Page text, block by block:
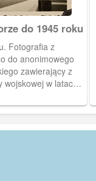
do 1945 roku
Fotografia z
do anonimowego
zawierający z
wojskowej w latach
znajdują się
roku.